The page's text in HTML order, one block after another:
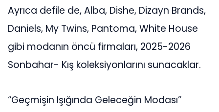
Ayrıca defile de, Alba, Dishe, Dizayn Brands,
Daniels, My Twins, Pantoma, White House
gibi modanın öncü firmaları, 2025-2026
Sonbahar- Kış koleksiyonlarını sunacaklar.
“Geçmişin Işığında Geleceğin Modası”